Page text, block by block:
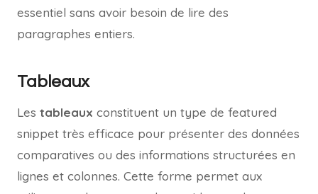
essentiel sans avoir besoin de lire des
paragraphes entiers.
Tableaux
Les tableaux constituent un type de featured
snippet très efficace pour présenter des données
comparatives ou des informations structurées en
lignes et colonnes. Cette forme permet aux